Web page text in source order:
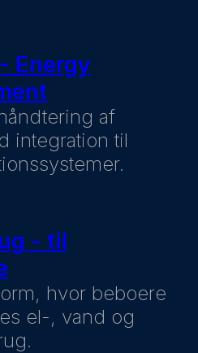
Energy
af
integration til
- til
hvor beboere
el-, vand og